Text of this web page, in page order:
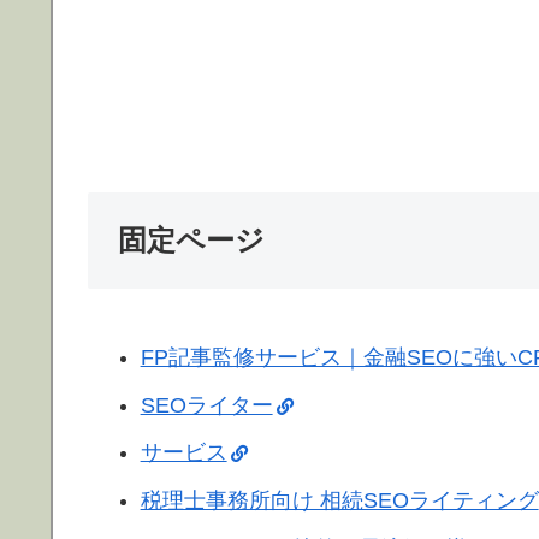
固定ページ
FP記事監修サービス｜金融SEOに強い
SEOライター
サービス
税理士事務所向け 相続SEOライティング